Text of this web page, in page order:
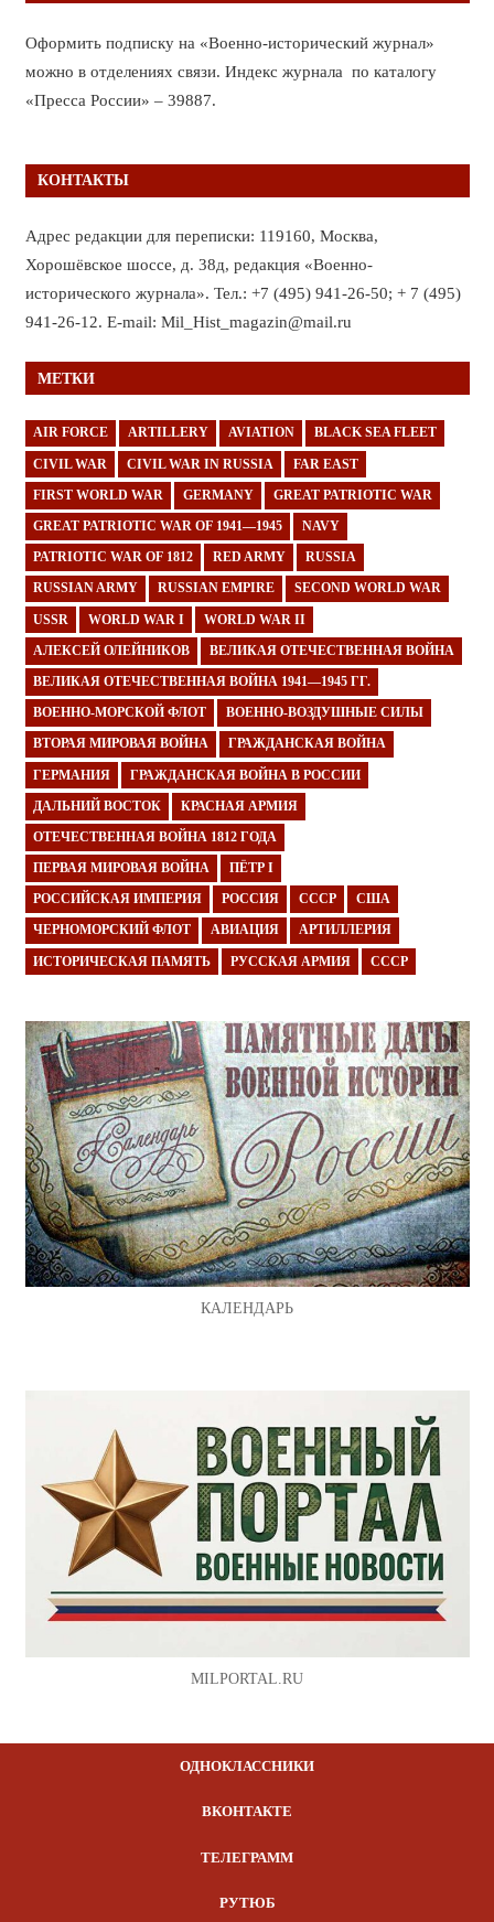
Оформить подписку на «Военно-исторический журнал»
можно в отделениях связи. Индекс журнала по каталогу
«Пресса России» – 39887.
КОНТАКТЫ
Адрес редакции для переписки: 119160, Москва,
Хорошёвское шоссе, д. 38д, редакция «Военно-
исторического журнала». Тел.: +7 (495) 941-26-50; + 7 (495)
941-26-12. E-mail: Mil_Hist_magazin@mail.ru
МЕТКИ
AIR FORCE ARTILLERY AVIATION BLACK SEA FLEET
CIVIL WAR CIVIL WAR IN RUSSIA FAR EAST
FIRST WORLD WAR GERMANY GREAT PATRIOTIC WAR
GREAT PATRIOTIC WAR OF 1941—1945 NAVY
PATRIOTIC WAR OF 1812 RED ARMY RUSSIA
RUSSIAN ARMY RUSSIAN EMPIRE SECOND WORLD WAR
USSR WORLD WAR I WORLD WAR II
АЛЕКСЕЙ ОЛЕЙНИКОВ ВЕЛИКАЯ ОТЕЧЕСТВЕННАЯ ВОЙНА
ВЕЛИКАЯ ОТЕЧЕСТВЕННАЯ ВОЙНА 1941—1945 ГГ.
ВОЕННО-МОРСКОЙ ФЛОТ ВОЕННО-ВОЗДУШНЫЕ СИЛЫ
ВТОРАЯ МИРОВАЯ ВОЙНА ГРАЖДАНСКАЯ ВОЙНА
ГЕРМАНИЯ ГРАЖДАНСКАЯ ВОЙНА В РОССИИ
ДАЛЬНИЙ ВОСТОК КРАСНАЯ АРМИЯ
ОТЕЧЕСТВЕННАЯ ВОЙНА 1812 ГОДА
ПЕРВАЯ МИРОВАЯ ВОЙНА ПЁТР I
РОССИЙСКАЯ ИМПЕРИЯ РОССИЯ СССР США
ЧЕРНОМОРСКИЙ ФЛОТ АВИАЦИЯ АРТИЛЛЕРИЯ
ИСТОРИЧЕСКАЯ ПАМЯТЬ РУССКАЯ АРМИЯ СССР
КАЛЕНДАРЬ
MILPORTAL.RU
ОДНОКЛАССНИКИ
ВКОНТАКТЕ
ТЕЛЕГРАММ
РУТЮБ